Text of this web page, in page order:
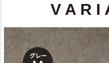
V A R I